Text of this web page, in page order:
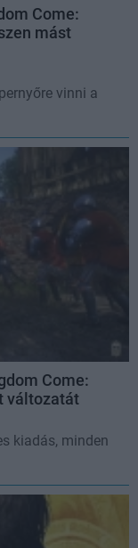
Come:
mást
vinni a
Come:
változatát
kiadás, minden